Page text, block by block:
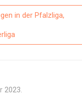
in der Pfalzliga,
2023.